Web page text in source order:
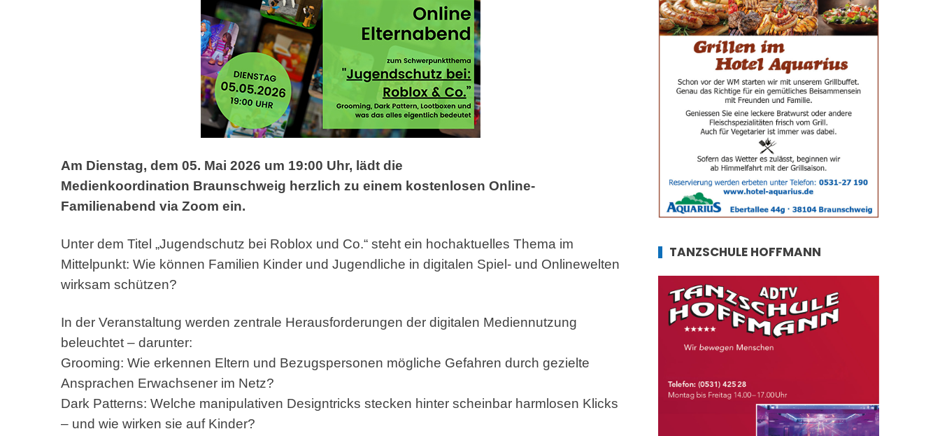
Am Dienstag, dem 05. Mai 2026 um 19:00 Uhr, lädt die
Medienkoordination Braunschweig herzlich zu einem kostenlosen Online-
Familienabend via Zoom ein.
Unter dem Titel „Jugendschutz bei Roblox und Co.“ steht ein hochaktuelles Thema im
Mittelpunkt: Wie können Familien Kinder und Jugendliche in digitalen Spiel- und Onlinewelten
wirksam schützen?
In der Veranstaltung werden zentrale Herausforderungen der digitalen Mediennutzung
beleuchtet – darunter:
Grooming: Wie erkennen Eltern und Bezugspersonen mögliche Gefahren durch gezielte
Ansprachen Erwachsener im Netz?
Dark Patterns: Welche manipulativen Designtricks stecken hinter scheinbar harmlosen Klicks
– und wie wirken sie auf Kinder?
TANZSCHULE HOFFMANN